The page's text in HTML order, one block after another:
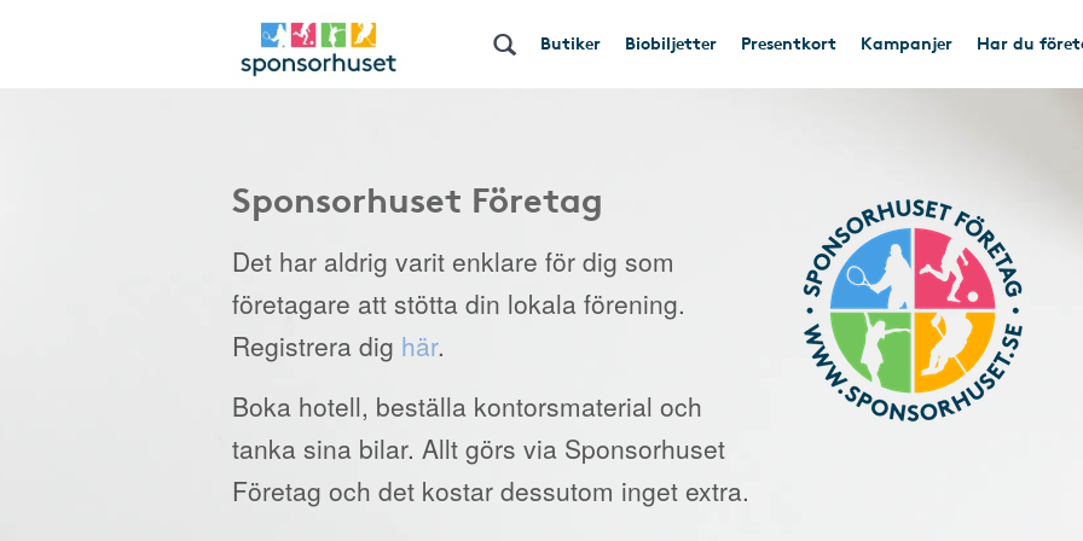
Butiker Biobiljetter Presentkort Kampanjer Har du
Sponsorhuset Företag
Det har aldrig varit enklare för dig som
företagare att stötta din lokala förening.
Registrera dig här.
Boka hotell, beställa kontorsmaterial och
tanka sina bilar. Allt görs via Sponsorhuset
Företag och det kostar dessutom inget extra.